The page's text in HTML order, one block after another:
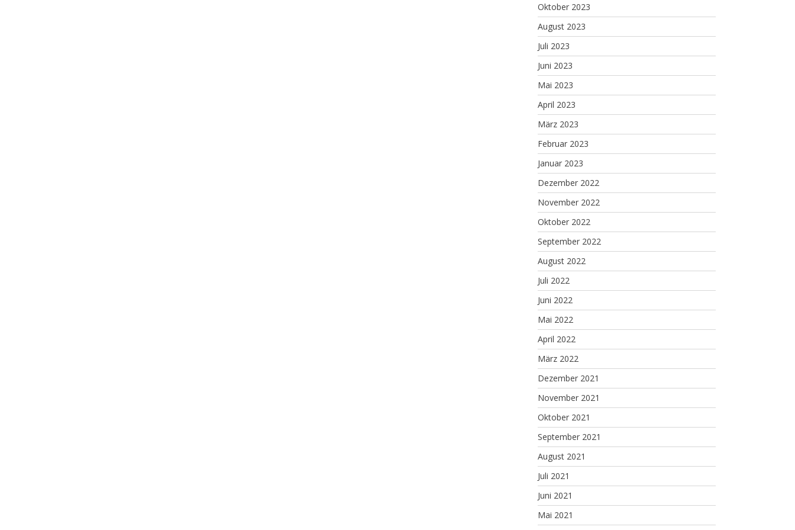
Oktober 2023
August 2023
Juli 2023
Juni 2023
Mai 2023
April 2023
März 2023
Februar 2023
Januar 2023
Dezember 2022
November 2022
Oktober 2022
September 2022
August 2022
Juli 2022
Juni 2022
Mai 2022
April 2022
März 2022
Dezember 2021
November 2021
Oktober 2021
September 2021
August 2021
Juli 2021
Juni 2021
Mai 2021